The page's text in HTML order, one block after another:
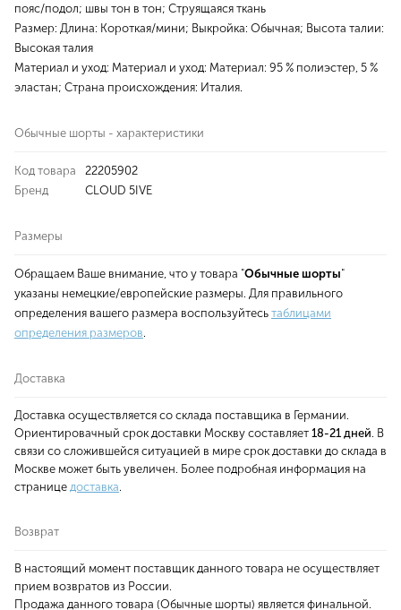
пояс/подол; швы тон в тон; Струящаяся ткань
Размер: Длина: Короткая/мини; Выкройка: Обычная; Высота талии:
Высокая талия
Материал и уход: Материал и уход: Материал: 95 % полиэстер, 5 %
эластан; Страна происхождения: Италия.
Обычные шорты - характеристики
Код товара
22205902
Бренд
CLOUD 5IVE
Размеры
Обращаем Ваше внимание, что у товара "Обычные шорты"
указаны немецкие/европейские размеры. Для правильного
определения вашего размера воспользуйтесь таблицами
определения размеров
Доставка
Доставка осуществляется со склада поставщика в Германии.
Ориентировачный срок доставки Москву составляет 18-21 дней . В
связи со сложившейся ситуацией в мире срок доставки до склада в
Москве может быть увеличен. Более подробная информация на
странице доставка
Возврат
В настоящий момент поставщик данного товара не осуществляет
прием возвратов из России.
Продажа данного товара (Обычные шорты) является финальной.